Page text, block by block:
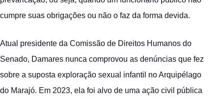
cumpre suas obrigações ou não o faz da forma devida.
Atual presidente da Comissão de Direitos Humanos do
Senado, Damares nunca comprovou as denúncias que fez
sobre a suposta exploração sexual infantil no Arquipélago
do Marajó. Em 2023, ela foi alvo de uma ação civil pública